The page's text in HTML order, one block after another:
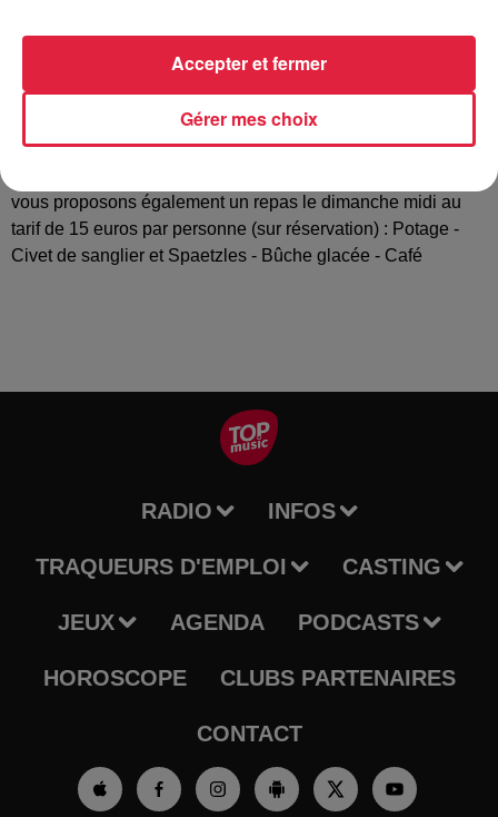
fromages, miel, charcuteries, pains d'épices, bijoux,
tableaux, créations en bois, objets de décorations, etc. ...).
Dans une ambiance chaleureuse et sous chapiteau,vous
pourrez déguster nos pâtisseries, crêpes et bretzels,
accompagnés de bière de Noël, de vin chaud rouge ou
vous proposons également un repas le dimanche midi au
tarif de 15 euros par personne (sur réservation) : Potage -
Civet de sanglier et Spaetzles - Bûche glacée - Café
RADIO INFOS
TRAQUEURS D'EMPLOI CASTING
JEUX AGENDA PODCASTS
HOROSCOPE CLUBS PARTENAIRES
CONTACT
Gérer mes choix
Accepter et fermer